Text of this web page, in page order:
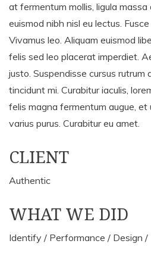
at fermentum mollis, ligula massa
euismod nibh nisl eu lectus.
Vivamus leo. Aliquam euismod
felis sed leo placerat imperdiet.
justo. Suspendisse cursus rutrum
tincidunt mi. Curabitur iaculis,
felis magna fermentum augue, et
varius purus. Curabitur eu amet.
CLIENT
Authentic
WHAT WE DID
Identify / Performance / Design